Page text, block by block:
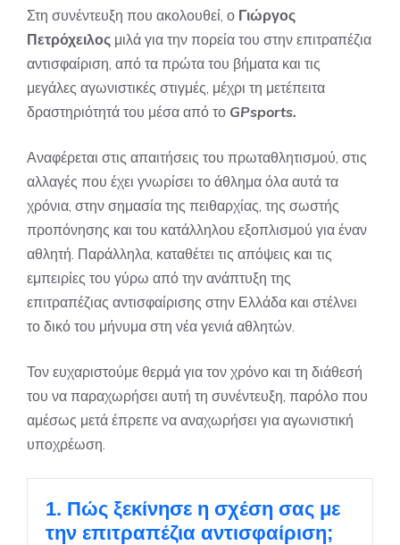
Στη συνέντευξη που ακολουθεί, ο Γιώργος
Πετρόχειλος μιλά για την πορεία του στην επιτραπέζια
αντισφαίριση, από τα πρώτα του βήματα και τις
μεγάλες αγωνιστικές στιγμές, μέχρι τη μετέπειτα
δραστηριότητά του μέσα από το GPsports.
Αναφέρεται στις απαιτήσεις του πρωταθλητισμού, στις
αλλαγές που έχει γνωρίσει το άθλημα όλα αυτά τα
χρόνια, στην σημασία της πειθαρχίας, της σωστής
προπόνησης και του κατάλληλου εξοπλισμού για έναν
αθλητή. Παράλληλα, καταθέτει τις απόψεις και τις
εμπειρίες του γύρω από την ανάπτυξη της
επιτραπέζιας αντισφαίρισης στην Ελλάδα και στέλνει
το δικό του μήνυμα στη νέα γενιά αθλητών.
Τον ευχαριστούμε θερμά για τον χρόνο και τη διάθεσή
του να παραχωρήσει αυτή τη συνέντευξη, παρόλο που
αμέσως μετά έπρεπε να αναχωρήσει για αγωνιστική
υποχρέωση.
1. Πώς ξεκίνησε η σχέση σας με
την επιτραπέζια αντισφαίριση;